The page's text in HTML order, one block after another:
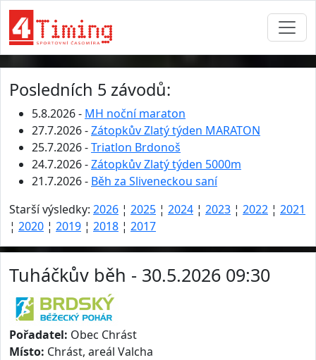
Posledních 5 závodů:
5.8.2026 - MH noční maraton
27.7.2026 -Zátopkův Zlatý týden MARATON
25.7.2026 -Triatlon Brdonoš
24.7.2026 -Zátopkův Zlatý týden 5000m
21.7.2026 - Běh za Sliveneckou saní
Starší výsledky: 2026 ¦ 2025 ¦ 2024 ¦ 2023 ¦ 2022 ¦ 2021
¦ 2020 ¦ 2019 ¦ 2018 ¦ 2017
Tuháčkův běh - 30.5.2026 09:30
Pořadatel: Obec Chrást
Místo: Chrást, areál Valcha